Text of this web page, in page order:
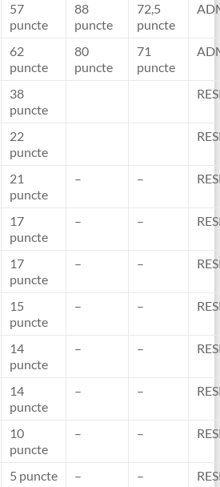
57
puncte
88
puncte
72,5
puncte
62
puncte
80
puncte
71
puncte
38
puncte
22
puncte
21
puncte
– –
17
puncte
– –
17
puncte
– –
15
puncte
– –
14
puncte
– –
14
puncte
– –
10
puncte
– –
5 puncte – –